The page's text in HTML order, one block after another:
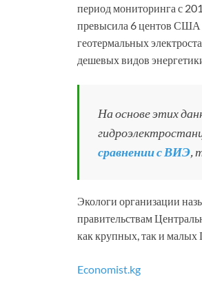
период мониторинга с
превысила 6 центов США
геотермальных
дешевых видов
На основе этих
сравнении с ВИЭ,
Экологи организации
правительствам
как крупных, так и малых
Economist.kg